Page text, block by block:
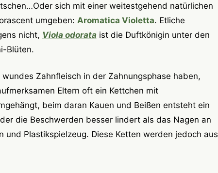
sich mit einer weitestgehend natürlichen
umgeben: Aromatica Violetta. Etliche
nicht, Viola odorataist die Duftkönigin unter den
Blüten.
Zahnfleisch in der Zahnungsphase haben,
Eltern oft ein Kettchen mit
beim daran Kauen und Beißen entsteht ein
die Beschwerden besser lindert als das Nagen an
und Plastikspielzeug. Diese Ketten werden jedoch aus